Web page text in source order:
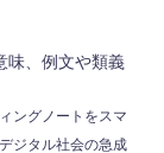
味、例文や類義
ングノートをスマ
ジタル社会の急成